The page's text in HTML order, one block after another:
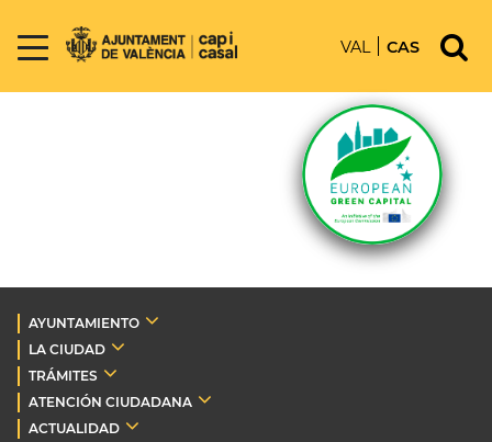
VAL CAS
AYUNTAMIENTO
LA CIUDAD
TRÁMITES
ATENCIÓN CIUDADANA
ACTUALIDAD